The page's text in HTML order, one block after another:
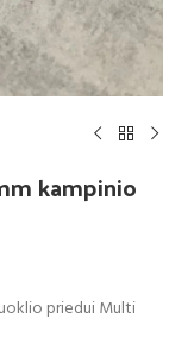
kampinio
priedui Multi